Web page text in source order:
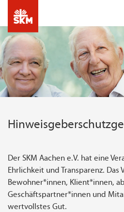
Der SKM Aachen e.V. hat eine
Ehrlichkeit und Transparenz. Das
Bewohner*innen, Klient*innen,
Geschäftspartner*innen und
wertvollstes Gut.